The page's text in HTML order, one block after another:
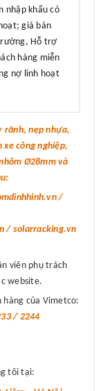
nhập khẩu có
giá bán
Hỗ trợ
hàng miễn
nợ linh hoạt
rãnh, nẹp nhựa,
xe công nghiệp,
Ø28mm và
/
/ solarracking.vn
viên phụ trách
website.
của Vimetco:
/ 2244
tôi tại: